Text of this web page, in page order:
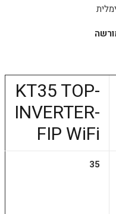
KT35 TOP-
INVERTER-
FIP WiFi
35